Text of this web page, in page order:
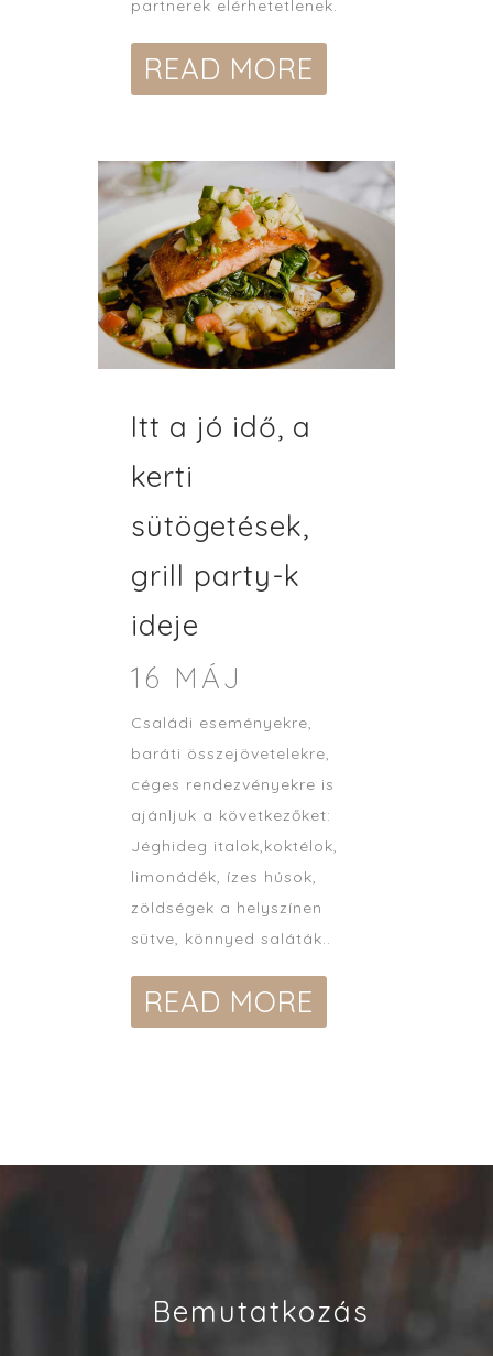
partnerek elérhetetlenek.
READ MORE
Itt a jó idő, a
kerti
sütögetések,
grill party-k
ideje
16 MÁJ
Családi eseményekre,
baráti összejövetelekre,
céges rendezvényekre is
ajánljuk a következőket:
Jéghideg italok,koktélok,
limonádék, ízes húsok,
zöldségek a helyszínen
sütve, könnyed saláták..
READ MORE
Bemutatkozás